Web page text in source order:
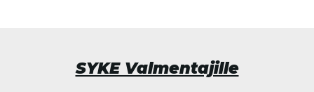
SYKE Valmentajille